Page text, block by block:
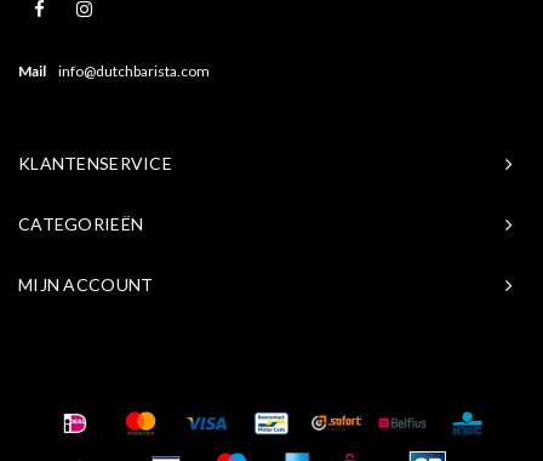
Mail info@dutchbarista.com
KLANTENSERVICE
CATEGORIEËN
MIJN ACCOUNT